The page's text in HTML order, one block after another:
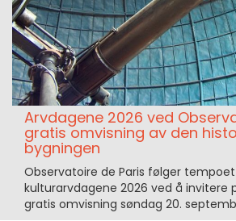
Arvdagene 2026 ved
gratis omvisning av den
bygningen
Observatoire de Paris følger tempoet
kulturarvdagene 2026 ved å invitere
gratis omvisning søndag 20.